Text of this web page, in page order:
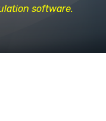
software.